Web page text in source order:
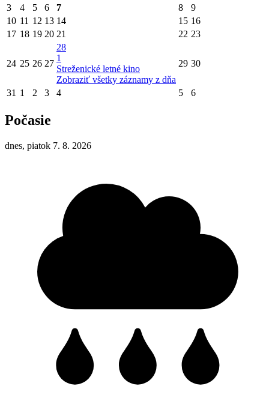
3 4 5 6 7 8
9
10 11 12 13 14 15 16
17 18 19 20 21 22 23
24 25 26 27
28
1
Streženické letné kino
Zobraziť všetky záznamy z dňa
29 30
31 1 2 3 4 5 6
Počasie
dnes, piatok 7. 8. 2026